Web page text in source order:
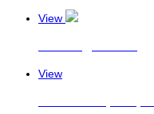
View
View